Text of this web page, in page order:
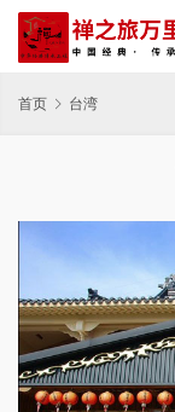
首页 台湾